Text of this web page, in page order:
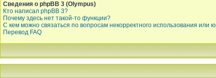
Сведения о phpBB 3 (Olympus)
Кто написал phpBB 3?
Почему здесь нет такой-то функции?
С кем можно связаться по вопросам некорректного использования или
Перевод FAQ